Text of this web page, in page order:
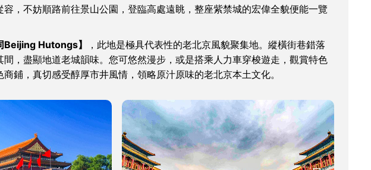
，不妨順路前往景山公園，登臨高處遠眺，整座紫禁城的宏偉全貌便能一覽
Beijing Hutongs】
，此地是極具代表性的老北京風貌聚集地。縱橫街巷錯落
，盡顯地道老城韻味。您可悠然漫步，或是搭乘人力車穿梭遊走，觀賞特色
鋪，真切感受醇厚市井風情，領略原汁原味的老北京本土文化。